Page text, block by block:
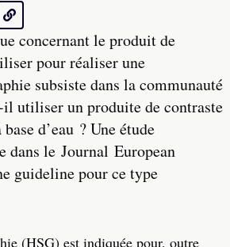
concernant le produit de
pour réaliser une
subsiste dans la communauté
utiliser un produite de contraste
d’eau ? Une étude
dans le Journal European
guideline pour ce type
(HSG) est indiquée pour, outre